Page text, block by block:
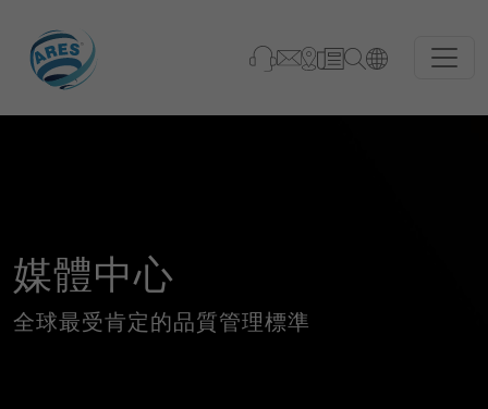
媒體中心
全球最受肯定的品質管理標準